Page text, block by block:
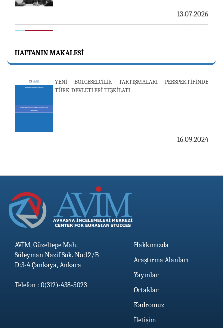
"REVIEW OF ARMENIAN STUDIES (RAS)" DERGİSİ'NİN
53’ÜNCÜ SAYISI YAYINLANDI
HAFTANIN MAKALESI
YENİ BÖLGESELCİLİK TARTIŞMALARI PERSPEKTİFİNDE
TÜRK DEVLETLERİ TEŞKİLATI
16.09.2024
AVİM, Güzeltepe Mah.
Süleyman Nazif Sok. No:12/B
D:3-4 Çankaya, Ankara
Telefon : 0(312)-438-5023
Hakkımızda
Araştırma Alanları
Yayınlar
Ortaklar
Kadromuz
İletişim